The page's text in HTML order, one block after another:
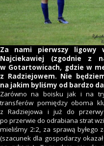
Za nami pierwszy ligowy
Najciekawiej (zgodnie z
w Gotartowicach, gdzie w
z Radziejowem. Nie
na jakim byliśmy od bardzo
Zarówno na boisku jak i na
transferów pomiędzy oboma
z Radziejowa i już do
po przerwie do odrabiana strat
mieliśmy 2:2, za sprawą byłego
(szacunek dla gospodarzy